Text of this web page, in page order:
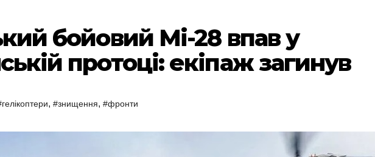
бойовий Мі-28 впав у
протоці: екіпаж загинув
, #знищення, #фронти